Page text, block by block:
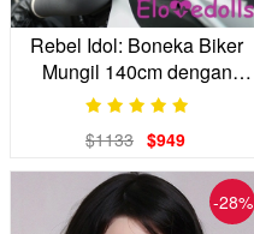
Rebel Idol: Boneka Biker
Mungil 140cm dengan
Kepala Silikon Realistis
$1133 $949
-28%